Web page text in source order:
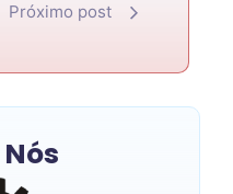
Próximo post